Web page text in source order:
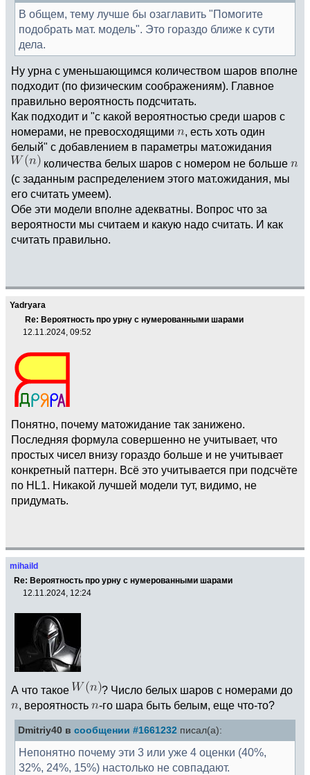
В общем, тему лучше бы озаглавить "Помогите
подобрать мат. модель". Это гораздо ближе к сути
дела.
Ну урна с уменьшающимся количеством шаров вполне
подходит (по физическим соображениям). Главное
правильно вероятность подсчитать.
Как подходит и "с какой вероятностью среди шаров с
номерами, не превосходящими
, есть хоть один
белый" с добавлением в параметры мат.ожидания
количества белых шаров с номером не больше
(с заданным распределением этого мат.ожидания, мы
его считать умеем).
Обе эти модели вполне адекватны. Вопрос что за
вероятности мы считаем и какую надо считать. И как
считать правильно.
Yadryara
Re: Вероятность про урну с нумерованными шарами
12.11.2024, 09:52
Понятно, почему матожидание так занижено.
Последняя формула совершенно не учитывает, что
простых чисел внизу гораздо больше и не учитывает
конкретный паттерн. Всё это учитывается при подсчёте
по HL1. Никакой лучшей модели тут, видимо, не
придумать.
mihaild
Re: Вероятность про урну с нумерованными шарами
12.11.2024, 12:24
А что такое
? Число белых шаров с номерами до
, вероятность
-го шара быть белым, еще что-то?
Dmitriy40 в сообщении #1661232 писал(а):
Непонятно почему эти 3 или уже 4 оценки (40%,
32%, 24%, 15%) настолько не совпадают.